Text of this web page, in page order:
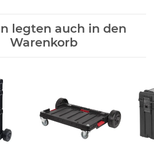
legten auch in den
Warenkorb